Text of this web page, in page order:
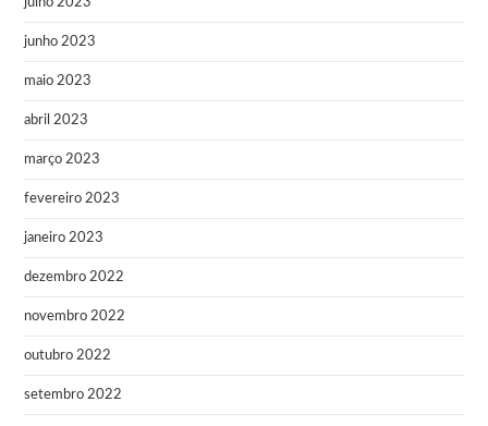
junho 2023
maio 2023
abril 2023
março 2023
fevereiro 2023
janeiro 2023
dezembro 2022
novembro 2022
outubro 2022
setembro 2022